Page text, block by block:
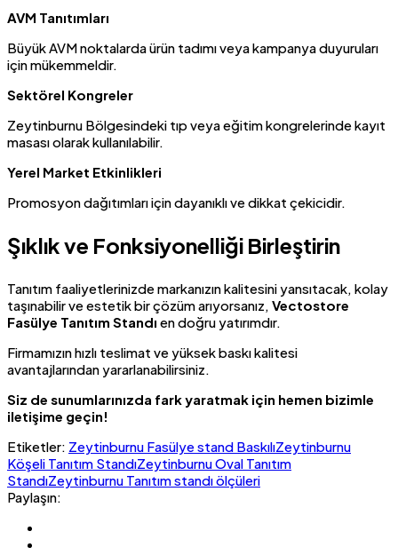
AVM Tanıtımları
Büyük AVM noktalarda ürün tadımı veya kampanya duyuruları
için mükemmeldir.
Sektörel Kongreler
Zeytinburnu Bölgesindeki tıp veya eğitim kongrelerinde kayıt
masası olarak kullanılabilir.
Yerel Market Etkinlikleri
Promosyon dağıtımları için dayanıklı ve dikkat çekicidir.
Şıklık ve Fonksiyonelliği Birleştirin
Tanıtım faaliyetlerinizde markanızın kalitesini yansıtacak, kolay
taşınabilir ve estetik bir çözüm arıyorsanız, Vectostore
Fasülye Tanıtım Standı en doğru yatırımdır.
Firmamızın hızlı teslimat ve yüksek baskı kalitesi
avantajlarından yararlanabilirsiniz.
Siz de sunumlarınızda fark yaratmak için hemen bizimle
iletişime geçin!
Etiketler: Zeytinburnu Fasülye stand BaskılıZeytinburnu
Köşeli Tanıtım StandıZeytinburnu Oval Tanıtım
StandıZeytinburnu Tanıtım standı ölçüleri
Paylaşın: